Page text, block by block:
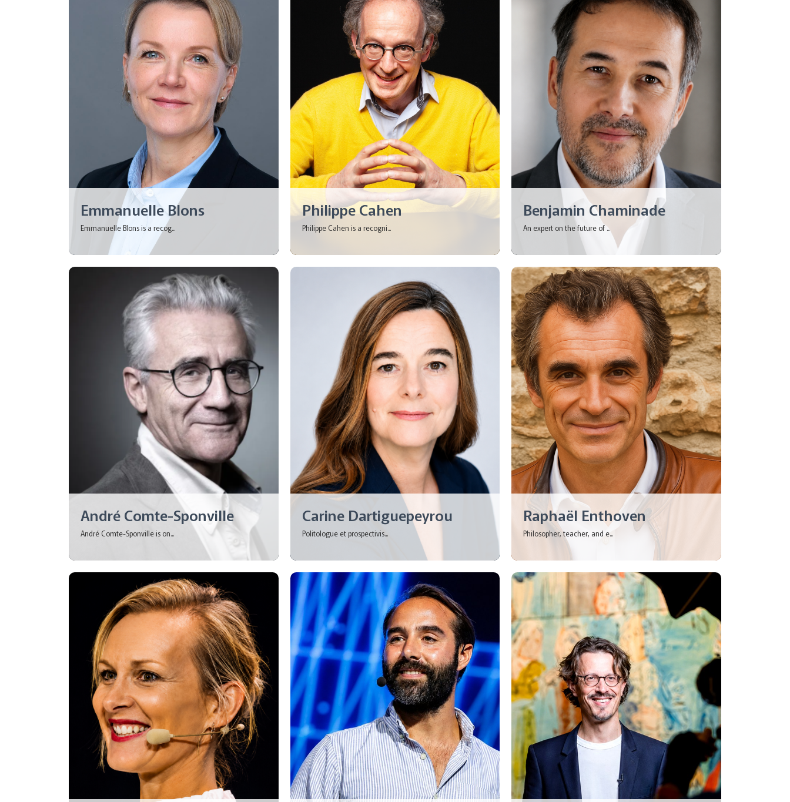
Emmanuelle Blons
Emmanuelle Blons is a recog...
Philippe Cahen
Philippe Cahen is a recogni...
Benjamin Chaminade
An expert on the future of ...
André Comte-Sponville
André Comte-Sponville is on...
Carine Dartiguepeyrou
Politologue et prospectivis...
Raphaël Enthoven
Philosopher, teacher, and e...